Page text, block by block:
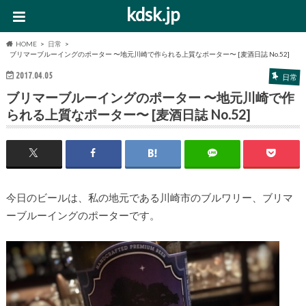
kdsk.jp
HOME
日常
ブリマーブルーイングのポーター 〜地元川崎で作られる上質なポーター〜 [麦酒日誌 No.52]
2017.04.05 日常
ブリマーブルーイングのポーター 〜地元川崎で作
られる上質なポーター〜 [麦酒日誌 No.52]
今日のビールは、私の地元である川崎市のブルワリー、ブリマ
ーブルーイングのポーターです。